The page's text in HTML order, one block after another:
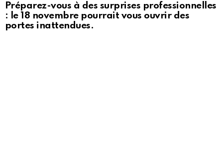
Préparez-vous à des surprises professionnelles
: le 18 novembre pourrait vous ouvrir des
portes inattendues.